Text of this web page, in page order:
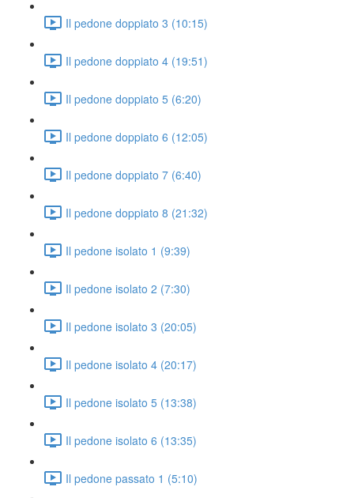
Il pedone doppiato 3 (10:15)
Il pedone doppiato 4 (19:51)
Il pedone doppiato 5 (6:20)
Il pedone doppiato 6 (12:05)
Il pedone doppiato 7 (6:40)
Il pedone doppiato 8 (21:32)
Il pedone isolato 1 (9:39)
Il pedone isolato 2 (7:30)
Il pedone isolato 3 (20:05)
Il pedone isolato 4 (20:17)
Il pedone isolato 5 (13:38)
Il pedone isolato 6 (13:35)
Il pedone passato 1 (5:10)